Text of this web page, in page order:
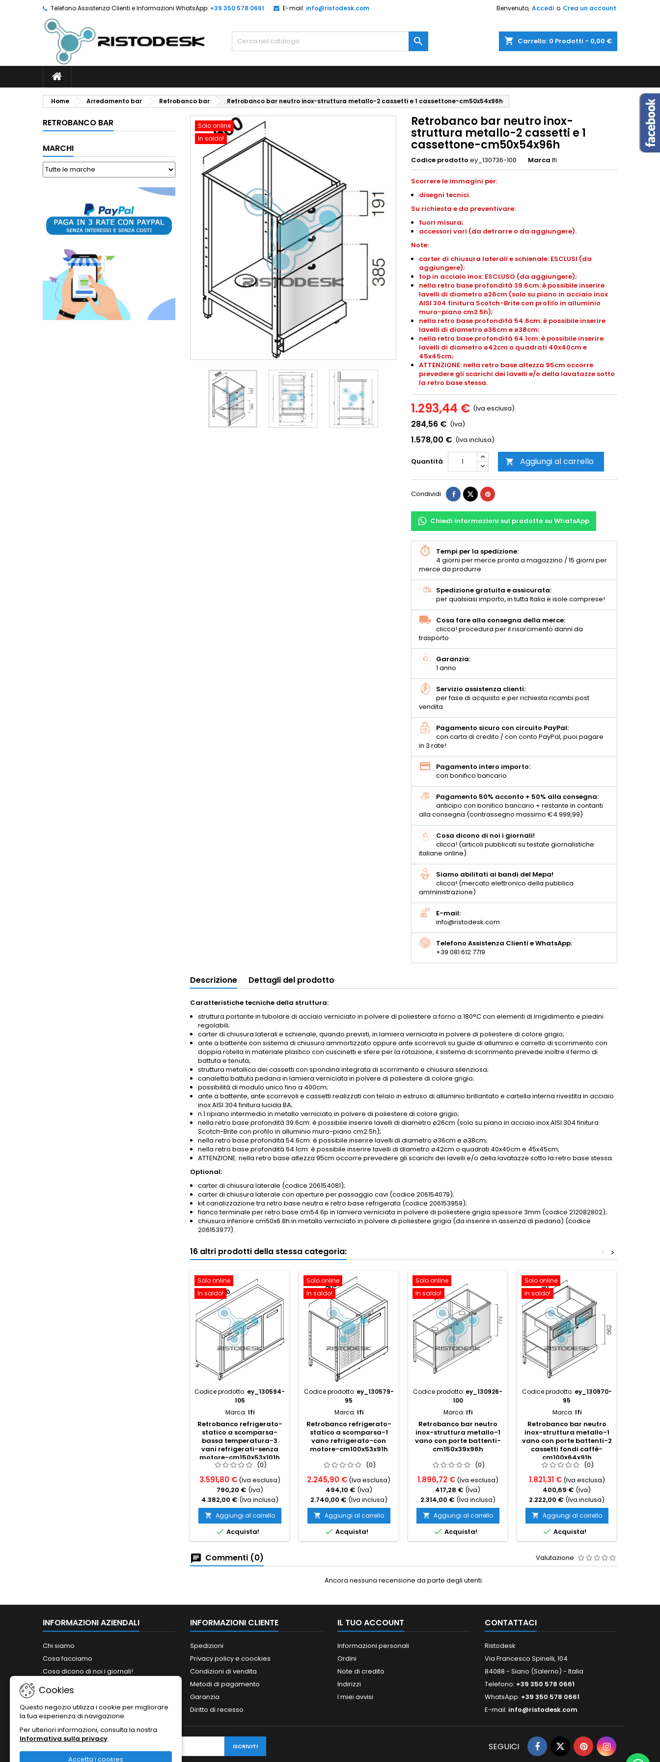
Telefono Assistenza Clienti e Informazioni WhatsApp: +39 350 578 0661 E-mail: info@ristodesk.com Benvenuto, Accedi o Crea un account
shopping_cart Carrello: 0 Prodotti - 0,00 €

Home Arredamento bar Retrobanco bar Retrobanco bar neutro inox-struttura metallo-2 cassetti e 1 cassettone-cm50x54x96h
RETROBANCO BAR
MARCHI
Solo online
In saldo!
Retrobanco bar neutro inox-
struttura metallo-2 cassetti e 1
cassettone-cm50x54x96h
Codice prodotto ey_130736-100 Marca Ifi
Scorrere le immagini per:
disegni tecnici.
Su richiesta e da preventivare:
fuori misura;
accessori vari (da detrarre o da aggiungere).
Note:
carter di chiusura laterali e schienale: ESCLUSI (da
aggiungere);
top in acciaio inox: ESCLUSO (da aggiungere);
nella retro base profondità 39.6cm: è possibile inserire
lavelli di diametro ø26cm (solo su piano in acciaio inox
AISI 304 finitura Scotch-Brite con profilo in alluminio
muro-piano cm2.5h);
nella retro base profondità 54.6cm: è possibile inserire
lavelli di diametro ø36cm e ø38cm;
nella retro base profondità 64.1cm: è possibile inserire
lavelli di diametro ø42cm o quadrati 40x40cm e
45x45cm;
ATTENZIONE: nella retro base altezza 95cm occorre
prevedere gli scarichi dei lavelli e/o della lavatazze sotto
la retro base stessa.
1.293,44 € (Iva esclusa)
284,56 € (Iva)
1.578,00 € (Iva inclusa)
Quantità  Aggiungi al carrello
Condividi
Chiedi informazioni sul prodotto su WhatsApp
Tempi per la spedizione:
4 giorni per merce pronta a magazzino / 15 giorni per
merce da produrre
Spedizione gratuita e assicurata:
per qualsiasi importo, in tutta Italia e isole comprese!
Cosa fare alla consegna della merce:
clicca! procedura per il risarcimento danni da
trasporto
Garanzia:
1 anno
Servizio assistenza clienti:
per fase di acquisto e per richiesta ricambi post
vendita
Pagamento sicuro con circuito PayPal:
con carta di credito / con conto PayPal, puoi pagare
in 3 rate!
Pagamento intero importo:
con bonifico bancario
Pagamento 50% acconto + 50% alla consegna:
anticipo con bonifico bancario + restante in contanti
alla consegna (contrassegno massimo €4.999,99)
Cosa dicono di noi i giornali!
clicca! (articoli pubblicati su testate giornalistiche
italiane online)
Siamo abilitati ai bandi del Mepa!
clicca! (mercato elettronico della pubblica
amministrazione)
E-mail:
info@ristodesk.com
Telefono Assistenza Clienti e WhatsApp:
+39 081 612 7719
Descrizione Dettagli del prodotto
Caratteristiche tecniche della struttura:
struttura portante in tubolare di acciaio verniciato in polvere di poliestere a forno a 180°C con elementi di irrigidimento e piedini
regolabili;
carter di chiusura laterali e schienale, quando previsti, in lamiera verniciata in polvere di poliestere di colore grigio;
ante a battente con sistema di chiusura ammortizzato oppure ante scorrevoli su guide di alluminio e carrello di scorrimento con
doppia rotella in materiale plastico con cuscinetti e sfere per la rotazione, il sistema di scorrimento prevede inoltre il fermo di
battuta e tenuta;
struttura metallica dei cassetti con spondina integrata di scorrimento e chiusura silenziosa;
canaletta battuta pedana in lamiera verniciata in polvere di poliestere di colore grigio;
possibilità di modulo unico fino a 400cm;
ante a battente, ante scorrevoli e cassetti realizzati con telaio in estruso di alluminio brillantato e cartella interna rivestita in acciaio
inox AISI 304 finitura lucida BA;
n.1 ripiano intermedio in metallo verniciato in polvere di poliestere di colore grigio;
nella retro base profondità 39.6cm: è possibile inserire lavelli di diametro ø26cm (solo su piano in acciaio inox AISI 304 finitura
Scotch-Brite con profilo in alluminio muro-piano cm2.5h);
nella retro base profondità 54.6cm: è possibile inserire lavelli di diametro ø36cm e ø38cm;
nella retro base profondità 64.1cm: è possibile inserire lavelli di diametro ø42cm o quadrati 40x40cm e 45x45cm;
ATTENZIONE: nella retro base altezza 95cm occorre prevedere gli scarichi dei lavelli e/o della lavatazze sotto la retro base stessa.
Optional:
carter di chiusura laterale (codice 206154081);
carter di chiusura laterale con aperture per passaggio cavi (codice 206154079);
kit canalizzazione tra retro base neutra e retro base refrigerata (codice 206153959);
fianco terminale per retro base cm54.6p in lamiera verniciata in polvere di poliestere grigia spessore 3mm (codice 212082802);
chiusura inferiore cm50x6.8h in metallo verniciato in polvere di poliestere grigia (da inserire in assenza di pedana) (codice
206153977).
16 altri prodotti della stessa categoria: >
<
Solo online
In saldo!
Codice prodotto: ey_130594-
105
Marca: Ifi
Retrobanco refrigerato-
statico a scomparsa-
bassa temperatura-3
vani refrigerati-senza
motore-cm150x53x101h
(0)
3.591,80 € (Iva esclusa)
790,20 € (Iva)
4.382,00 € (Iva inclusa)
 Aggiungi al carrello
 Acquista!
Solo online
In saldo!
Codice prodotto: ey_130579-
95
Marca: Ifi
Retrobanco refrigerato-
statico a scomparsa-1
vano refrigerato-con
motore-cm100x53x91h
(0)
2.245,90 € (Iva esclusa)
494,10 € (Iva)
2.740,00 € (Iva inclusa)
 Aggiungi al carrello
 Acquista!
Solo online
In saldo!
Codice prodotto: ey_130926-
100
Marca: Ifi
Retrobanco bar neutro
inox-struttura metallo-1
vano con porte battenti-
cm150x39x96h
(0)
1.896,72 € (Iva esclusa)
417,28 € (Iva)
2.314,00 € (Iva inclusa)
 Aggiungi al carrello
 Acquista!
Solo online
In saldo!
Codice prodotto: ey_130970-
95
Marca: Ifi
Retrobanco bar neutro
inox-struttura metallo-1
vano con porte battenti-2
cassetti fondi caffè-
cm100x64x91h
(0)
1.821,31 € (Iva esclusa)
400,69 € (Iva)
2.222,00 € (Iva inclusa)
 Aggiungi al carrello
 Acquista!
Commenti (0) Valutazione
Ancora nessuna recensione da parte degli utenti.
INFORMAZIONI AZIENDALI
Chi siamo
Cosa facciamo
Cosa dicono di noi i giornali!
Contattaci
INFORMAZIONI CLIENTE
Spedizioni
Privacy policy e coockies
Condizioni di vendita
Metodi di pagamento
Garanzia
Diritto di recesso
IL TUO ACCOUNT
Informazioni personali
Ordini
Note di credito
Indirizzi
I miei avvisi
CONTATTACI
Ristodesk
Via Francesco Spinelli, 104
84088 - Siano (Salerno) - Italia
Telefono: +39 350 578 0661
WhatsApp: +39 350 578 0661
E-mail: info@ristodesk.com
Cookies
Questo negozio utilizza i cookie per migliorare
la tua esperienza di navigazione.
Per ulteriori informazioni, consulta la nostra
Informativa sulla privacy.
Accetta i cookies
SEGUICI